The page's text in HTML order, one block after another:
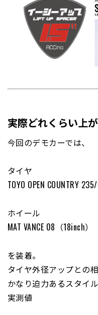
実際どれくらい上
今回のデモカーでは、
タイヤ
TOYO OPEN COUNTRY
ホイール
MAT VANCE 08（18inch）
を装着。
タイヤ外径アップとの相
かなり迫力あるスタイ
実測値